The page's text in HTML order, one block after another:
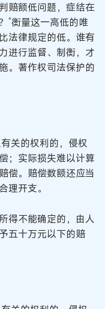
赔额低问题，症结在
“衡量这一高低的唯
法律规定的低。谁有
进行监督、制衡，才
。著作权司法保护的
关的权利的，侵权
；实际损失难以计算
偿。赔偿数额还应当
理开支。
得不能确定的，由人
五十万元以下的赔